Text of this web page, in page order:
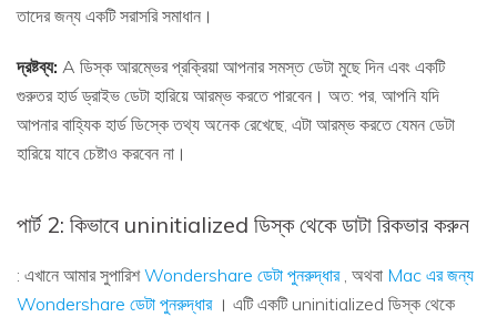
তাদের জন্য একটি সরাসরি সমাধান।
দ্রষ্টব্য: A ডিস্ক আরম্ভের প্রক্রিয়া আপনার সমস্ত ডেটা মুছে দিন এবং একটি
গুরুতর হার্ড ড্রাইভ ডেটা হারিয়ে আরম্ভ করতে পারবেন। অত: পর, আপনি যদি
আপনার বাহ্যিক হার্ড ডিস্কে তথ্য অনেক রেখেছে, এটা আরম্ভ করতে যেমন ডেটা
হারিয়ে যাবে চেষ্টাও করবেন না।
পার্ট 2: কিভাবে uninitialized ডিস্ক থেকে ডাটা রিকভার করুন
: এখানে আমার সুপারিশWondershare ডেটা পুনরুদ্ধার, অথবা Mac এর জন্য
Wondershare ডেটা পুনরুদ্ধার। এটি একটি uninitialized ডিস্ক থেকে